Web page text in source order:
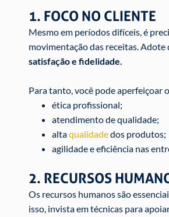
1. FOCO NO CLIENTE
Mesmo em períodos difíceis, é
movimentação das receitas.
satisfação e fidelidade.
Para tanto, você pode aperfeiçoar
ética profissional;
atendimento de qualidade;
altaqualidadedos produtos;
agilidade e eficiência nas
2. RECURSOS
Os recursos humanos são
isso, invista em técnicas para